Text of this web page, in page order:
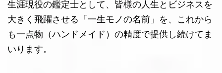
生涯現役の鑑定士として、皆様の人生とビジネスを
大きく飛躍させる「一生モノの名前」を、これから
も一点物（ハンドメイド）の精度で提供し続けてま
いります。